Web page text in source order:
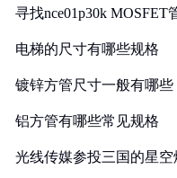
寻找nce01p30k
电梯的尺寸有哪些规格
镀锌方管尺寸一般有哪些
铝方管有哪些常见规格
光线传媒参投三国的星空